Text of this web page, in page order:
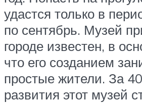
удастся только в
по сентябрь. Музей
городе известен, в
что его созданием
простые жители. За
развития этот музей